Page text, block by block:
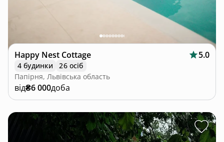
Happy Nest Cottage 5.0
4 будинки
26 осіб
Папірня, Львівська область
від₴6 000доба